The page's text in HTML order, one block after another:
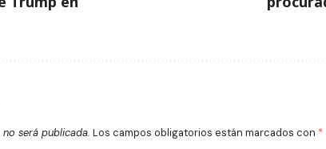
será publicada. Los campos obligatorios están marcados con *